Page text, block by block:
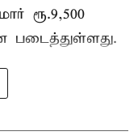
ரூ.9,500
படைத்துள்ளது.